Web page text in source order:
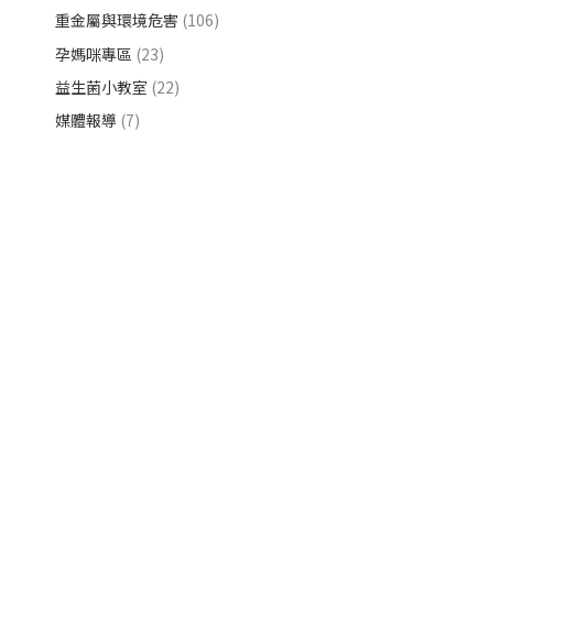
重金屬與環境危害 (106)
孕媽咪專區 (23)
益生菌小教室 (22)
媒體報導 (7)